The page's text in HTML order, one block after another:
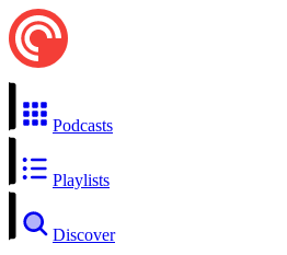
Podcasts
Playlists
Discover